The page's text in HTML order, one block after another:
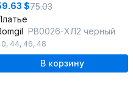
$75.03
РВ0026-ХЛ2 черный
, 44, 46, 48
В корзину